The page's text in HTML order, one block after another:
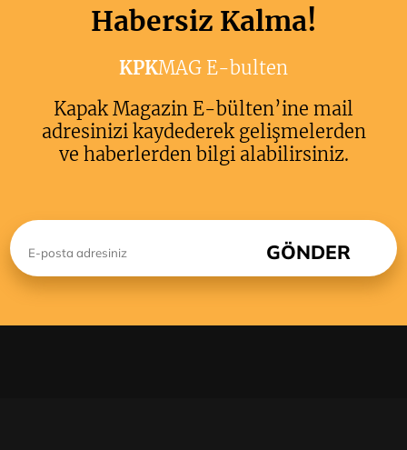
Habersiz Kalma!
KPKMAG E-bulten
Kapak Magazin E-bülten’ine mail
adresinizi kaydederek gelişmelerden
ve haberlerden bilgi alabilirsiniz.